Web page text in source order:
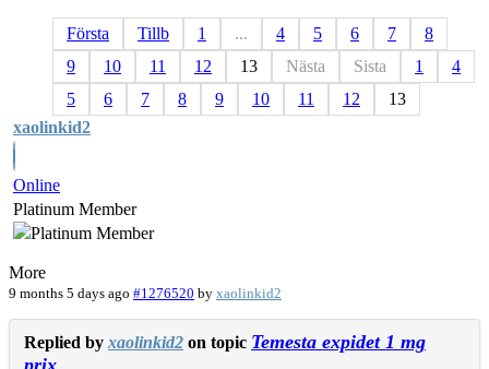
Första Tillb 1 ... 4 5 6 7
8
9
10 11 12 13 Nästa Sista 1
4
5
6 7 8 9 10 11 12
13
xaolinkid2
Online
Platinum Member
More
9 months 5 days ago #1276520 by xaolinkid2
Replied by xaolinkid2 on topic Temesta expidet 1 mg